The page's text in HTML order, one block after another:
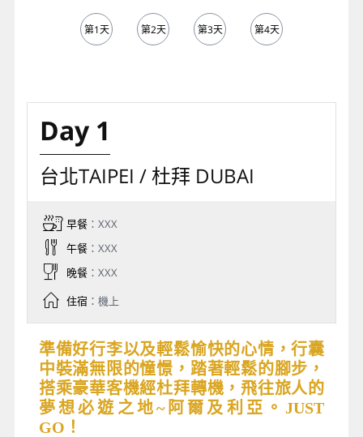
第1天 第2天 第3天 第4天
Day 1
台北TAIPEI / 杜拜 DUBAI
早餐：XXX
午餐：XXX
晚餐：XXX
住宿：機上
準備好行李以及輕鬆愉快的心情，行囊
中裝滿無限的憧憬，踏著輕鬆的腳步，
搭乘豪華客機經杜拜轉機，飛往旅人的
夢想必遊之地~阿爾及利亞。JUST
GO！